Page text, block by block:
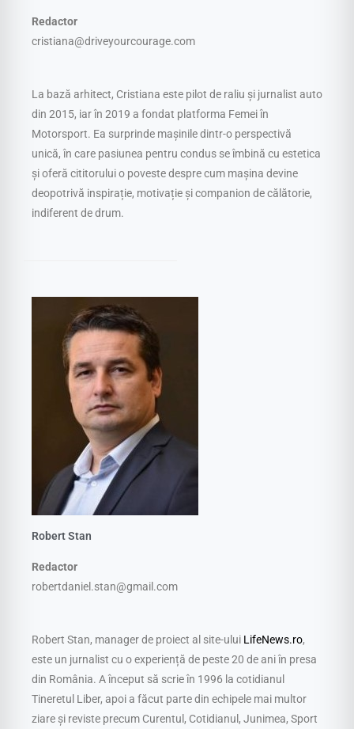
Redactor
cristiana@driveyourcourage.com
La bază arhitect, Cristiana este pilot de raliu și jurnalist auto
din 2015, iar în 2019 a fondat platforma Femei în
Motorsport. Ea surprinde mașinile dintr-o perspectivă
unică, în care pasiunea pentru condus se îmbină cu estetica
și oferă cititorului o poveste despre cum mașina devine
deopotrivă inspirație, motivație și companion de călătorie,
indiferent de drum.
Robert Stan
Redactor
robertdaniel.stan@gmail.com
Robert Stan, manager de proiect al site-ului LifeNews.ro,
este un jurnalist cu o experiență de peste 20 de ani în presa
din România. A început să scrie în 1996 la cotidianul
Tineretul Liber, apoi a făcut parte din echipele mai multor
ziare și reviste precum Curentul, Cotidianul, Junimea, Sport